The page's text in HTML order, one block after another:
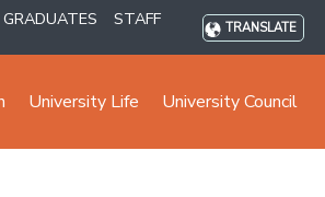
GRADUATES STAFF TRANSLATE
University Life University Council